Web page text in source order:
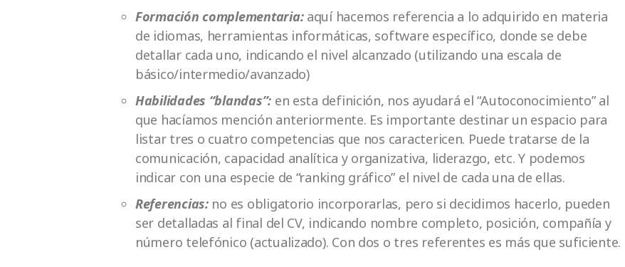
Formación complementaria:aquí hacemos referencia a lo adquirido en materia
de idiomas, herramientas informáticas, software específico, donde se debe
detallar cada uno, indicando el nivel alcanzado (utilizando una escala de
básico/intermedio/avanzado)
Habilidades “blandas”: en esta definición, nos ayudará el “Autoconocimiento” al
que hacíamos mención anteriormente. Es importante destinar un espacio para
listar tres o cuatro competencias que nos caractericen. Puede tratarse de la
comunicación, capacidad analítica y organizativa, liderazgo, etc. Y podemos
indicar con una especie de “ranking gráfico” el nivel de cada una de ellas.
Referencias:no es obligatorio incorporarlas, pero si decidimos hacerlo, pueden
ser detalladas al final del CV, indicando nombre completo, posición, compañía y
número telefónico (actualizado). Con dos o tres referentes es más que suficiente.